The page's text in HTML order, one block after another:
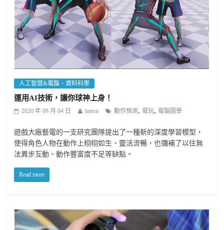
人工智慧&電腦、資料科學
運用AI技術，讓你球神上身！
2020 年 09 月 04 日 intern 動作預測 , 電玩, 電腦圖學
遊戲大廠藝電的一支研究團隊提出了一種新的深度學習模型，
使得角色人物在動作上栩栩如生、靈活流暢，也彌補了以往無
法異步互動、動作豐富度不足等缺點。
Read more